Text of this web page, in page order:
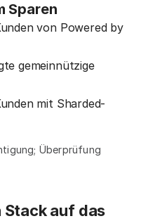
Sparen
von Powered by
gemeinnützige
mit Sharded-
Überprüfung
Stack auf das